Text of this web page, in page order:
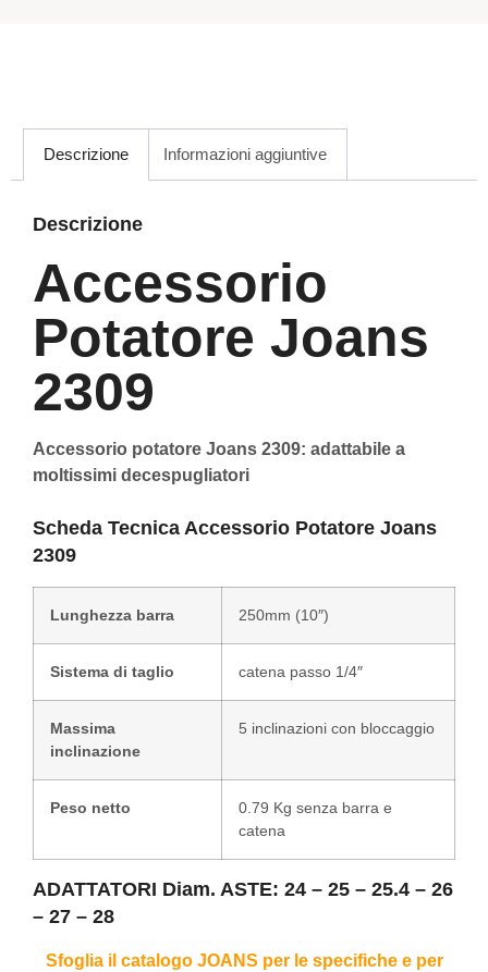
Descrizione Informazioni aggiuntive
Descrizione
Accessorio
Potatore Joans
2309
Accessorio potatore Joans 2309: adattabile a
moltissimi decespugliatori
Scheda Tecnica Accessorio Potatore Joans
2309
Lunghezza barra 250mm (10″)
Sistema di taglio catena passo 1/4″
Massima
inclinazione
5 inclinazioni con bloccaggio
Peso netto
0.79 Kg senza barra e
catena
ADATTATORI Diam. ASTE: 24 – 25 – 25.4 – 26
– 27 – 28
Sfoglia il catalogo JOANS per le specifiche e per